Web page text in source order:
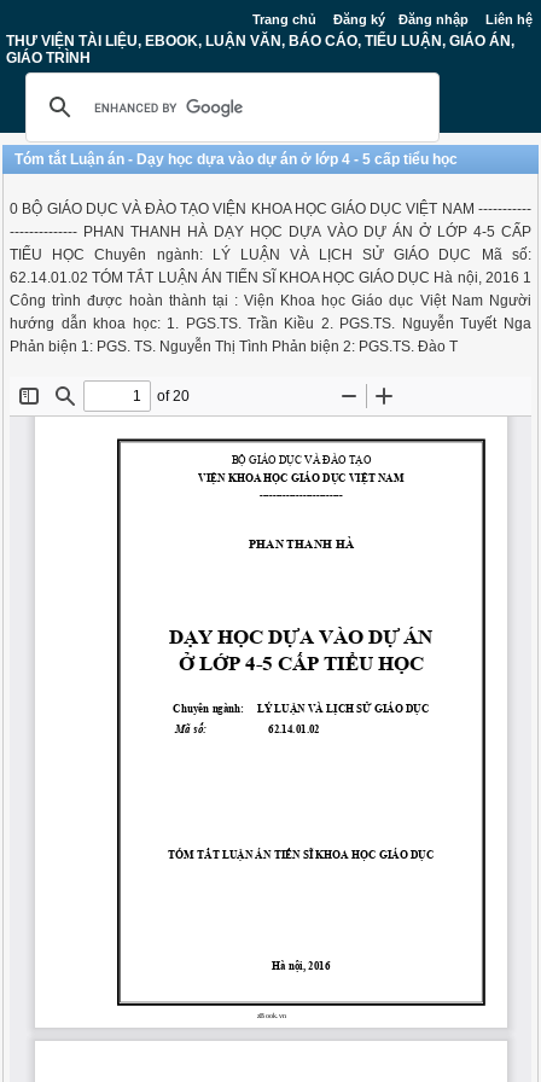
Trang chủ Đăng ký Đăng nhập Liên hệ
THƯ VIỆN TÀI LIỆU, EBOOK, LUẬN VĂN, BÁO CÁO, TIỂU LUẬN, GIÁO ÁN,
GIÁO TRÌNH
Tóm tắt Luận án - Dạy học dựa vào dự án ở lớp 4 - 5 cấp tiểu học
0 BỘ GIÁO DỤC VÀ ĐÀO TẠO VIỆN KHOA HỌC GIÁO DỤC VIỆT NAM -----------
-------------- PHAN THANH HÀ DẠY HỌC DỰA VÀO DỰ ÁN Ở LỚP 4-5 CẤP
TIỂU HỌC Chuyên ngành: LÝ LUẬN VÀ LỊCH SỬ GIÁO DỤC Mã số:
62.14.01.02 TÓM TẮT LUẬN ÁN TIẾN SĨ KHOA HỌC GIÁO DỤC Hà nội, 2016 1
Công trình được hoàn thành tại : Viện Khoa học Giáo dục Việt Nam Người
hướng dẫn khoa học: 1. PGS.TS. Trần Kiều 2. PGS.TS. Nguyễn Tuyết Nga
Phản biện 1: PGS. TS. Nguyễn Thị Tình Phản biện 2: PGS.TS. Đào T